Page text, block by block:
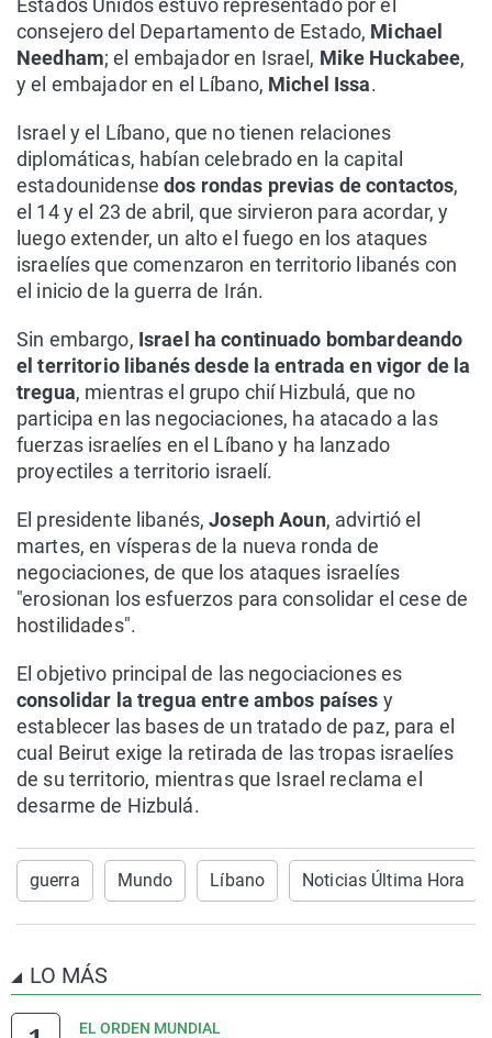
Estados Unidos estuvo representado por el
consejero del Departamento de Estado, Michael
Needham; el embajador en Israel, Mike Huckabee,
y el embajador en el Líbano, Michel Issa.
Israel y el Líbano, que no tienen relaciones
diplomáticas, habían celebrado en la capital
estadounidensedos rondas previas de contactos,
el 14 y el 23 de abril, que sirvieron para acordar, y
luego extender, un alto el fuego en los ataques
israelíes que comenzaron en territorio libanés con
el inicio de la guerra de Irán.
Sin embargo, Israel ha continuado bombardeando
el territorio libanés desde la entrada en vigor de la
tregua, mientras el grupo chií Hizbulá, que no
participa en las negociaciones, ha atacado a las
fuerzas israelíes en el Líbano y ha lanzado
proyectiles a territorio israelí.
El presidente libanés,Joseph Aoun, advirtió el
martes, en vísperas de la nueva ronda de
negociaciones, de que los ataques israelíes
"erosionan los esfuerzos para consolidar el cese de
hostilidades".
El objetivo principal de las negociaciones es
consolidar la tregua entre ambos países y
establecer las bases de un tratado de paz, para el
cual Beirut exige la retirada de las tropas israelíes
de su territorio, mientras que Israel reclama el
desarme de Hizbulá.
guerra Mundo Líbano Noticias Última Hora
LO MÁS
EL ORDEN MUNDIAL